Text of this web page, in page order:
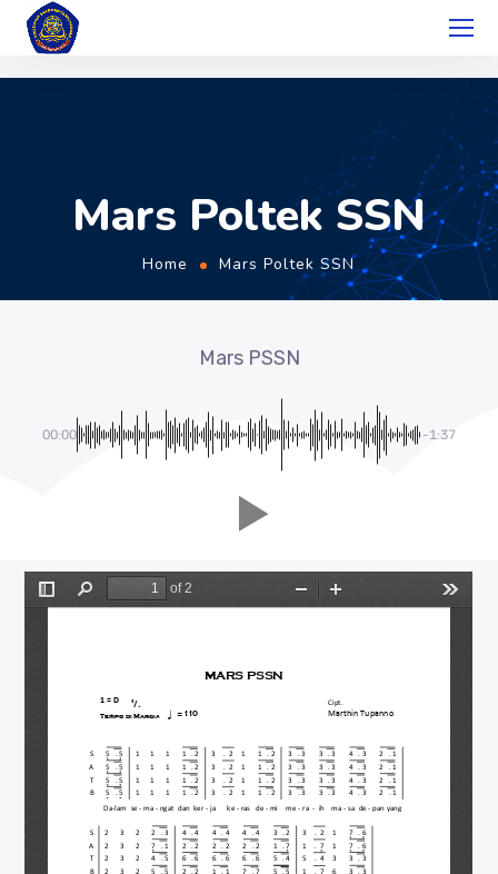
Mars Poltek SSN
Home Mars Poltek SSN
Mars PSSN
00:00 -1:37